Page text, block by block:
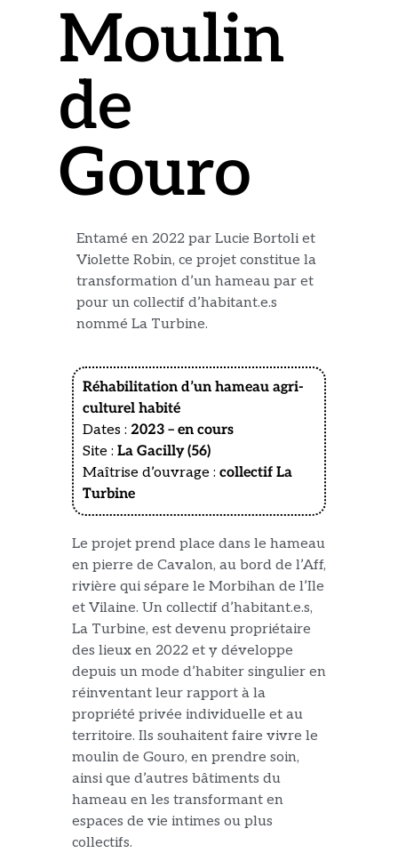
Moulin
de
Gouro
Entamé en 2022 par Lucie Bortoli et
Violette Robin, ce projet constitue la
transformation d’un hameau par et
pour un collectif d’habitant.e.s
nommé La Turbine.
Réhabilitation d’un hameau agri-
culturel habité
Dates : 2023 – en cours
Site : La Gacilly (56)
Maîtrise d’ouvrage : collectif La
Turbine
Le projet prend place dans le hameau
en pierre de Cavalon, au bord de l’Aff,
rivière qui sépare le Morbihan de l’Ile
et Vilaine. Un collectif d’habitant.e.s,
La Turbine, est devenu propriétaire
des lieux en2022 et y développe
depuis un mode d’habiter singulier en
réinventant leur rapport à la
propriété privée individuelle et au
territoire. Ils souhaitent faire vivre le
moulin de Gouro, en prendre soin,
ainsi que d’autres bâtiments du
hameau en les transformant en
espaces de vie intimes ou plus
collectifs.